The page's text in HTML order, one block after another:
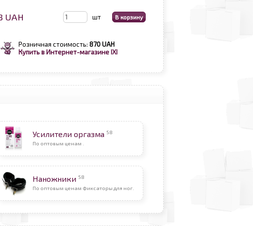
UAH шт
Розничная стоимость: 870 UAH
Купить в Интернет-магазине IXI
Усилители оргазма 58
По оптовым ценам .
Наножники 58
По оптовым ценам Фиксаторы для ног.